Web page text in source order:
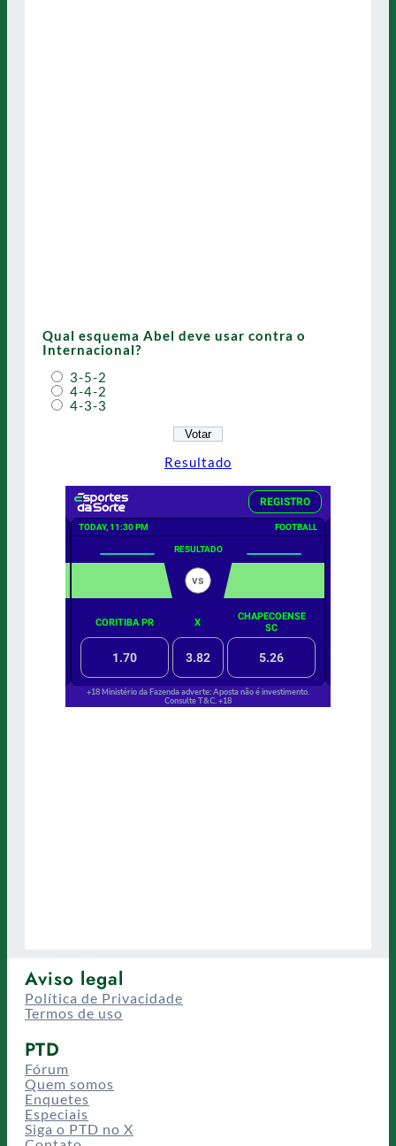
Qual esquema Abel deve usar contra o
Internacional?
3-5-2
4-4-2
4-3-3
Resultado
Aviso legal
Política de Privacidade
Termos de uso
PTD
Fórum
Quem somos
Enquetes
Especiais
Siga o PTD no X